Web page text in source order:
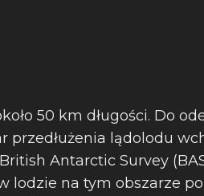
50 km długości. Do
przedłużenia lądolodu
Antarctic Survey
lodzie na tym obszarze